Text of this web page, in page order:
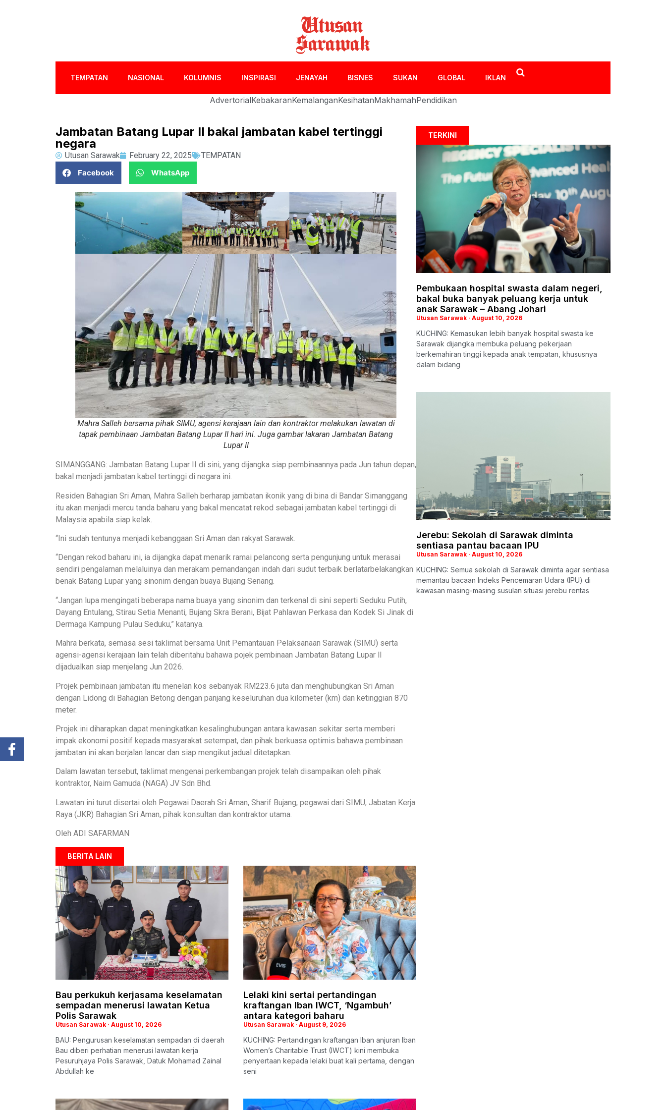
TEMPATAN NASIONAL KOLUMNIS INSPIRASI JENAYAH BISNES SUKAN GLOBAL IKLAN
AdvertorialKebakaranKemalanganKesihatanMakhamahPendidikan
Jambatan Batang Lupar II bakal jambatan kabel tertinggi
negara
Utusan Sarawak February 22, 2025
TEMPATAN
Facebook
WhatsApp
Mahra Salleh bersama pihak SIMU, agensi kerajaan lain dan kontraktor melakukan lawatan di
tapak pembinaan Jambatan Batang Lupar II hari ini. Juga gambar lakaran Jambatan Batang
Lupar II
SIMANGGANG: Jambatan Batang Lupar II di sini, yang dijangka siap pembinaannya pada Jun tahun depan,
bakal menjadi jambatan kabel tertinggi di negara ini.
Residen Bahagian Sri Aman, Mahra Salleh berharap jambatan ikonik yang di bina di Bandar Simanggang
itu akan menjadi mercu tanda baharu yang bakal mencatat rekod sebagai jambatan kabel tertinggi di
Malaysia apabila siap kelak.
“Ini sudah tentunya menjadi kebanggaan Sri Aman dan rakyat Sarawak.
“Dengan rekod baharu ini, ia dijangka dapat menarik ramai pelancong serta pengunjung untuk merasai
sendiri pengalaman melaluinya dan merakam pemandangan indah dari sudut terbaik berlatarbelakangkan
benak Batang Lupar yang sinonim dengan buaya Bujang Senang.
“Jangan lupa mengingati beberapa nama buaya yang sinonim dan terkenal di sini seperti Seduku Putih,
Dayang Entulang, Stirau Setia Menanti, Bujang Skra Berani, Bijat Pahlawan Perkasa dan Kodek Si Jinak di
Dermaga Kampung Pulau Seduku,” katanya.
Mahra berkata, semasa sesi taklimat bersama Unit Pemantauan Pelaksanaan Sarawak (SIMU) serta
agensi-agensi kerajaan lain telah diberitahu bahawa pojek pembinaan Jambatan Batang Lupar ll
dijadualkan siap menjelang Jun 2026.
Projek pembinaan jambatan itu menelan kos sebanyak RM223.6 juta dan menghubungkan Sri Aman
dengan Lidong di Bahagian Betong dengan panjang keseluruhan dua kilometer (km) dan ketinggian 870
meter.
Projek ini diharapkan dapat meningkatkan kesalinghubungan antara kawasan sekitar serta memberi
impak ekonomi positif kepada masyarakat setempat, dan pihak berkuasa optimis bahawa pembinaan
jambatan ini akan berjalan lancar dan siap mengikut jadual ditetapkan.
Dalam lawatan tersebut, taklimat mengenai perkembangan projek telah disampaikan oleh pihak
kontraktor, Naim Gamuda (NAGA) JV Sdn Bhd.
Lawatan ini turut disertai oleh Pegawai Daerah Sri Aman, Sharif Bujang, pegawai dari SIMU, Jabatan Kerja
Raya (JKR) Bahagian Sri Aman, pihak konsultan dan kontraktor utama.
Oleh ADI SAFARMAN
BERITA LAIN
Bau perkukuh kerjasama keselamatan
sempadan menerusi lawatan Ketua
Polis Sarawak
Utusan Sarawak August 10, 2026
BAU: Pengurusan keselamatan sempadan di daerah
Bau diberi perhatian menerusi lawatan kerja
Pesuruhjaya Polis Sarawak, Datuk Mohamad Zainal
Abdullah ke
Lelaki kini sertai pertandingan
kraftangan Iban IWCT, ‘Ngambuh’
antara kategori baharu
Utusan Sarawak August 9, 2026
KUCHING: Pertandingan kraftangan Iban anjuran Iban
Women’s Charitable Trust (IWCT) kini membuka
penyertaan kepada lelaki buat kali pertama, dengan
seni
TERKINI
Pembukaan hospital swasta dalam negeri,
bakal buka banyak peluang kerja untuk
anak Sarawak – Abang Johari
Utusan Sarawak August 10, 2026
KUCHING: Kemasukan lebih banyak hospital swasta ke
Sarawak dijangka membuka peluang pekerjaan
berkemahiran tinggi kepada anak tempatan, khususnya
dalam bidang
Jerebu: Sekolah di Sarawak diminta
sentiasa pantau bacaan IPU
Utusan Sarawak August 10, 2026
KUCHING: Semua sekolah di Sarawak diminta agar sentiasa
memantau bacaan Indeks Pencemaran Udara (IPU) di
kawasan masing-masing susulan situasi jerebu rentas